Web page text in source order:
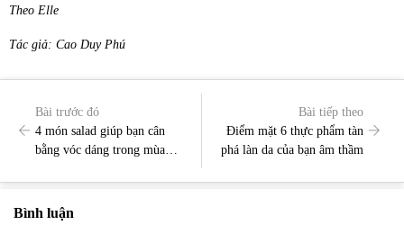
Theo Elle
Tác giả: Cao Duy Phú
Bài trước đó
4 món salad giúp bạn cân
bằng vóc dáng trong mùa
Bài tiếp theo
Điểm mặt 6 thực phẩm tàn
phá làn da của bạn âm thầm
Bình luận